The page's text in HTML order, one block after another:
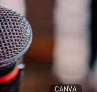
CANVA